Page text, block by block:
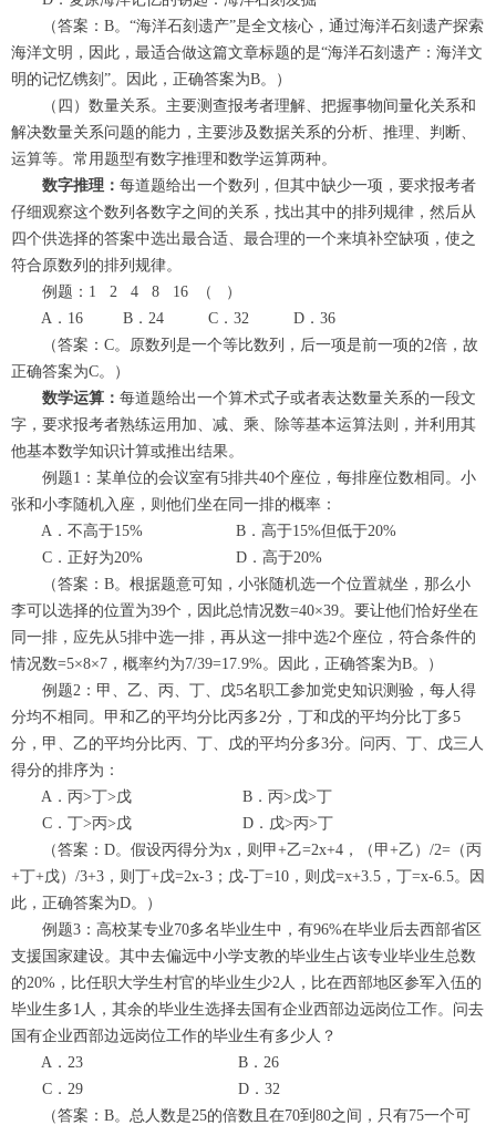
（答案：B。“海洋石刻遗产”是全文核心，通过海洋石刻遗产探索
海洋文明，因此，最适合做这篇文章标题的是“海洋石刻遗产：海洋文
明的记忆镌刻”。因此，正确答案为B。）
（四）数量关系。主要测查报考者理解、把握事物间量化关系和
解决数量关系问题的能力，主要涉及数据关系的分析、推理、判断、
运算等。常用题型有数字推理和数学运算两种。
数字推理： 每道题给出一个数列，但其中缺少一项，要求报考者
仔细观察这个数列各数字之间的关系，找出其中的排列规律，然后从
四个供选择的答案中选出最合适、最合理的一个来填补空缺项，使之
符合原数列的排列规律。
例题：1 2 4 8 16 （ ）
A．16 B．24 C．32 D．36
（答案：C。原数列是一个等比数列，后一项是前一项的2倍，故
正确答案为C。）
数学运算： 每道题给出一个算术式子或者表达数量关系的一段文
字，要求报考者熟练运用加、减、乘、除等基本运算法则，并利用其
他基本数学知识计算或推出结果。
例题1：某单位的会议室有5排共40个座位，每排座位数相同。小
张和小李随机入座，则他们坐在同一排的概率：
A．不高于15% B．高于15%但低于20%
C．正好为20% D．高于20%
（答案：B。根据题意可知，小张随机选一个位置就坐，那么小
李可以选择的位置为39个，因此总情况数=40×39。要让他们恰好坐在
同一排，应先从5排中选一排，再从这一排中选2个座位，符合条件的
情况数=5×8×7，概率约为7/39=17.9%。因此，正确答案为B。）
例题2：甲、乙、丙、丁、戊5名职工参加党史知识测验，每人得
分均不相同。甲和乙的平均分比丙多2分，丁和戊的平均分比丁多5
分，甲、乙的平均分比丙、丁、戊的平均分多3分。问丙、丁、戊三人
得分的排序为：
A．丙>丁>戊 B．丙>戊>丁
C．丁>丙>戊 D．戊>丙>丁
（答案：D。假设丙得分为x，则甲+乙=2x+4，（甲+乙）/2=（丙
+丁+戊）/3+3，则丁+戊=2x-3；戊-丁=10，则戊=x+3.5，丁=x-6.5。因
此，正确答案为D。）
例题3：高校某专业70多名毕业生中，有96%在毕业后去西部省区
支援国家建设。其中去偏远中小学支教的毕业生占该专业毕业生总数
的20%，比任职大学生村官的毕业生少2人，比在西部地区参军入伍的
毕业生多1人，其余的毕业生选择去国有企业西部边远岗位工作。问去
国有企业西部边远岗位工作的毕业生有多少人？
A．23 B．26
C．29 D．32
（答案：B。总人数是25的倍数且在70到80之间，只有75一个可